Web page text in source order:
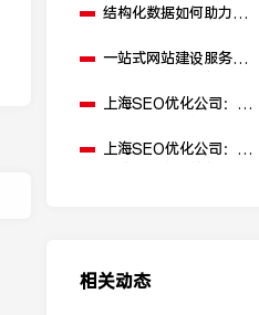
结构化数据如何助力
一站式网站建设服务平
上海SEO优化公司：如
升点击率和SEO效果？
上海SEO优化公司：有
相关动态